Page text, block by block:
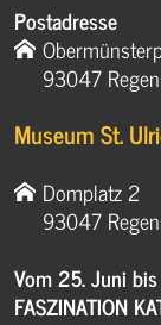
Postadresse
93047
Museum St.
Domplatz 2
93047
Vom 25. Juni
FASZINATION